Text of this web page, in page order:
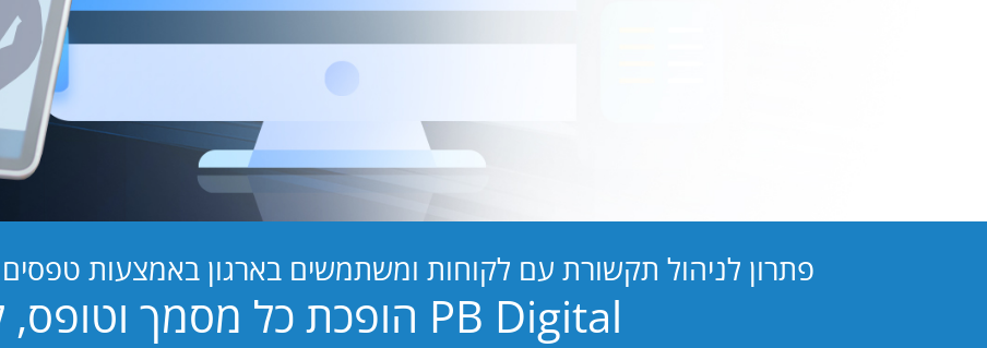
פתרון לניהול תקשורת עם לקוחות ומשתמשים בארגון באמצעות טפסים
PB Digital הופכת כל מסמך וטופס, לחוויה!